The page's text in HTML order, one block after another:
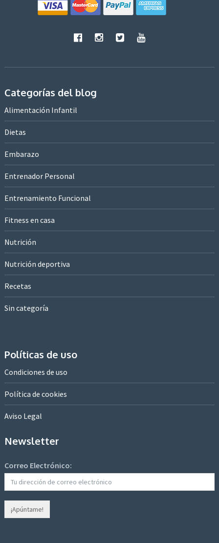
Categorías del blog
Alimentación Infantil
Dietas
Embarazo
Entrenador Personal
Entrenamiento Funcional
Fitness en casa
Nutrición
Nutrición deportiva
Recetas
Sin categoría
Políticas de uso
Condiciones de uso
Política de cookies
Aviso Legal
Newsletter
Correo Electrónico: